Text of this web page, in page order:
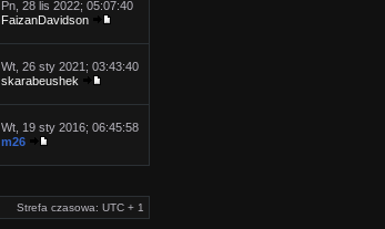
Pn, 28 lis 2022; 05:07:40
FaizanDavidson
Wt, 26 sty 2021; 03:43:40
skarabeushek
Wt, 19 sty 2016; 06:45:58
m26
Strefa czasowa: UTC + 1